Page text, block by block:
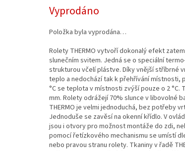
cena:
Vyprodáno
Položka byla vyprodána…
Rolety THERMO vytvoří dokonalý efekt
slunečním svitem. Jedná se o speciální
strukturou včelí plástve. Díky vnější stříbrné
teplo a nedochází tak k přehřívání místnosti,
°C se teplota v místnosti zvýší pouze o 2 °C.
mm. Rolety odrážejí 70% slunce v libovolné
THERMO je velmi jednoduchá, bez potřeby
Jednoduše se zavěsí na okenní křídlo. V
jsou i otvory pro možnost montáže do zdi,
pomocí řetízkového mechanismu se umístí
nebo pravou stranu rolety. Tkaniny v řadě